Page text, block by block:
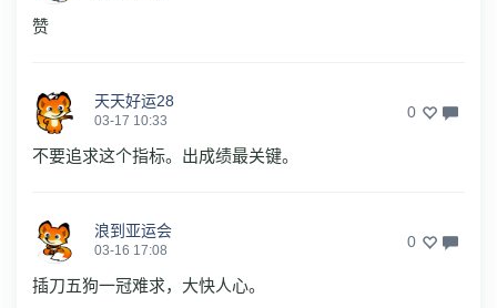
赞
天天好运28
03-17 10:33 0
不要追求这个指标。出成绩最关键。
浪到亚运会
03-16 17:08 0
插刀五狗一冠难求，大快人心。